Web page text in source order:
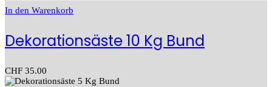
In den Warenkorb
Dekorationsäste 10 Kg Bund
CHF 35.00